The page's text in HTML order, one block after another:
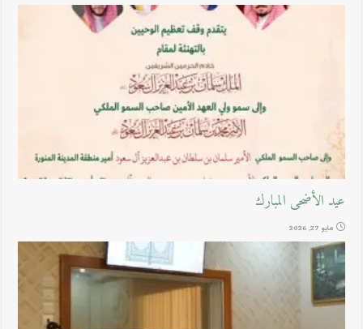
عيد الأضحى المبارك
مايو 27, 2026